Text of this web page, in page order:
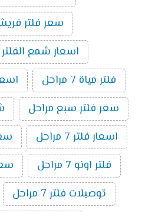
سعر فلتر فريش 7
اسعار شمع الفلتر 7 مراحل تانك
فلتر مياة 7 مراحل
سعر فلتر سبع مراحل
اسعار فلتر 7 مراحل
فلتر اونو 7 مراحل
سعر
توصيلات فلتر 7 مراحل